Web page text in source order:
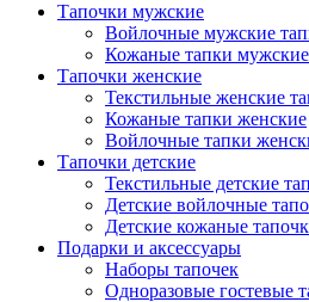
Тапочки мужские
Войлочные мужские
Кожаные тапки мужские
Тапочки женские
Текстильные женские
Кожаные тапки женские
Войлочные тапки
Тапочки детские
Текстильные детские
Детские войлочные
Детские кожаные
Подарки и аксессуары
Наборы тапочек
Одноразовые гостевые